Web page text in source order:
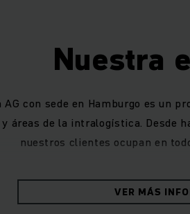
Nuestra
AG con sede en Hamburgo es un
áreas de la intralogística. Desde
nuestros clientes ocupan en
de 1953, el Dr. Friedrich
Hamburgo y 30 empleados,
VER MÁS